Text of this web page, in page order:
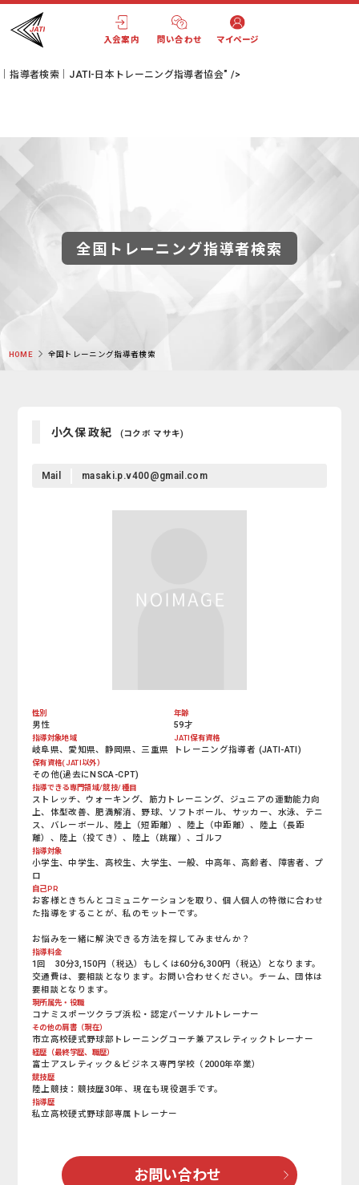
小久保 政紀(コクボ マサキ)
Mail masaki.p.v400@gmail.com
｜指導者検索｜JATI-日本トレーニング指導者協会" />
入会案内 問い合わせ マイページ
全国トレーニング指導者検索
HOME 全国トレーニング指導者検索
小久保 政紀 (コクボ マサキ)
Mail masaki.p.v400@gmail.com
性別
男性
年齢
59才
指導対象地域
岐阜県、愛知県、静岡県、三重県
JATI保有資格
トレーニング指導者 (JATI-ATI)
保有資格(JATI以外）
その他(過去にNSCA-CPT)
指導できる専門領域/競技/種目
ストレッチ、ウォーキング、筋力トレーニング、ジュニアの運動能力向
上、体型改善、肥満解消、野球、ソフトボール、サッカー、水泳、テニ
ス、バレーボール、陸上（短距離）、陸上（中距離）、陸上（長距
離）、陸上（投てき）、陸上（跳躍）、ゴルフ
指導対象
小学生、中学生、高校生、大学生、一般、中高年、高齢者、障害者、プ
ロ
自己PR
お客様ときちんとコミュニケーションを取り、個人個人の特徴に合わせ
た指導をすることが、私のモットーです。
お悩みを一緒に解決できる方法を探してみませんか？
指導料金
1回 30分3,150円（税込）もしくは60分6,300円（税込）となります。
交通費は、要相談となります。お問い合わせください。チーム、団体は
要相談となります。
現所属先・役職
コナミスポーツクラブ浜松・認定パーソナルトレーナー
その他の肩書（現在）
市立高校硬式野球部トレーニングコーチ兼アスレティックトレーナー
経歴（最終学歴、職歴）
富士アスレティック＆ビジネス専門学校（2000年卒業）
競技歴
陸上競技：競技歴30年、現在も現役選手です。
指導歴
私立高校硬式野球部専属トレーナー
お問い合わせ